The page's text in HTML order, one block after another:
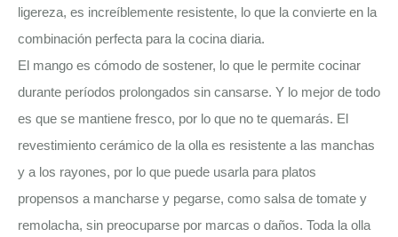
ligereza, es increíblemente resistente, lo que la convierte en la
combinación perfecta para la cocina diaria.
El mango es cómodo de sostener, lo que le permite cocinar
durante períodos prolongados sin cansarse. Y lo mejor de todo
es que se mantiene fresco, por lo que no te quemarás. El
revestimiento cerámico de la olla es resistente a las manchas
y a los rayones, por lo que puede usarla para platos
propensos a mancharse y pegarse, como salsa de tomate y
remolacha, sin preocuparse por marcas o daños. Toda la olla